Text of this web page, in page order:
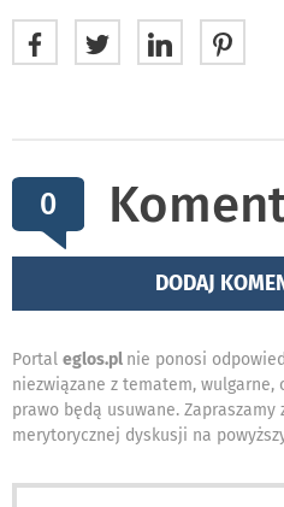
0
DODAJ
Portal eglos.pl nie ponosi
niezwiązane z tematem, wulgarne,
prawo będą usuwane.
merytorycznej dyskusji na